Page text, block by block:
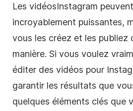
Les vidéosInstagram
incroyablement puissantes,
vous les créez et les publiez
manière. Si vous voulez
éditer des vidéos pour
garantir les résultats que
quelques éléments clés que